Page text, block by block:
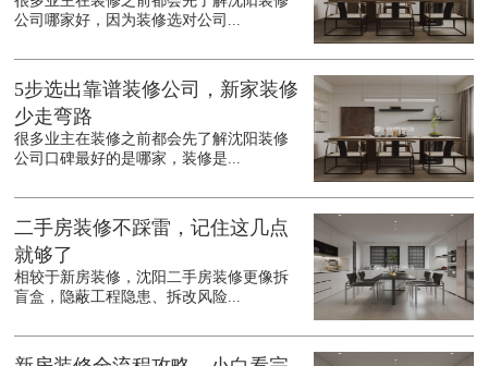
公司哪家好，因为装修选对公司...
5步选出靠谱装修公司，新家装修
少走弯路
很多业主在装修之前都会先了解沈阳装修
公司口碑最好的是哪家，装修是...
二手房装修不踩雷，记住这几点
就够了
相较于新房装修，沈阳二手房装修更像拆
盲盒，隐蔽工程隐患、拆改风险...